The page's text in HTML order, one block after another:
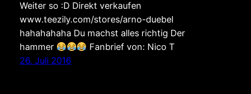
Weiter so :D Direkt verkaufen
www.teezily.com/stores/arno-duebel
hahahahaha Du machst alles richtig Der
hammer
Fanbrief von: Nico T
26. Juli 2016